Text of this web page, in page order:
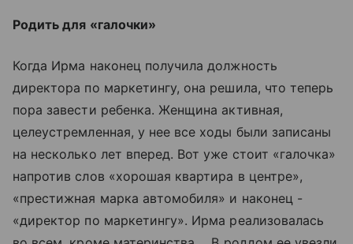
Родить для «галочки»
Когда Ирма наконец получила должность
директора по маркетингу, она решила, что теперь
пора завести ребенка. Женщина активная,
целеустремленная, у нее все ходы были записаны
на несколько лет вперед. Вот уже стоит «галочка»
напротив слов «хорошая квартира в центре»,
«престижная марка автомобиля» и наконец -
«директор по маркетингу». Ирма реализовалась